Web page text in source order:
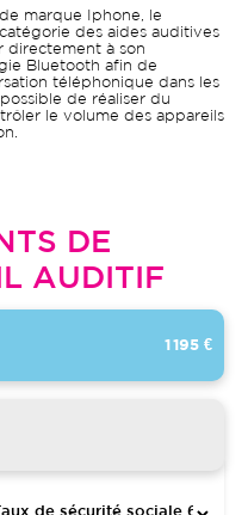
marque Iphone, le
des aides auditives
directement à son
Bluetooth afin de
téléphonique dans les
de réaliser du
le volume des appareils
DE
AUDITIF
1 195 €